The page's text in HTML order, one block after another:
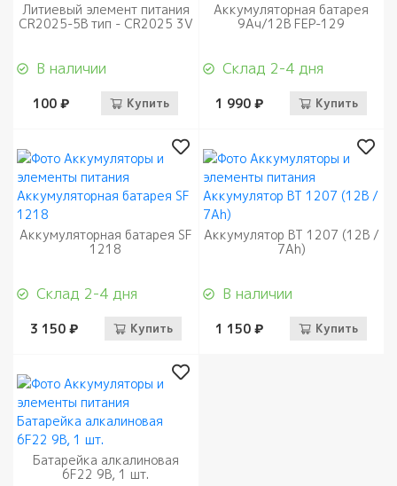
Литиевый элемент питания
CR2025-5B тип - CR2025 3V
В наличии
100 ₽ Купить
Аккумуляторная батарея
9Aч/12В FEP-129
Склад 2-4 дня
1 990 ₽ Купить
Аккумуляторная батарея SF
1218
Склад 2-4 дня
3 150 ₽ Купить
Аккумулятор BT 1207 (12В /
7Ah)
В наличии
1 150 ₽ Купить
Батарейка алкалиновая
6F22 9В, 1 шт.